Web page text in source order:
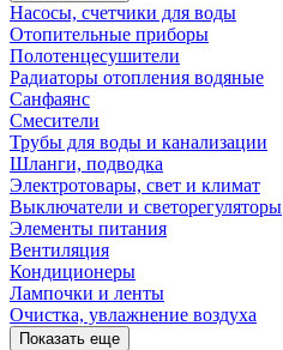
Насосы, счетчики для воды
Отопительные приборы
Полотенцесушители
Радиаторы отопления водяные
Санфаянс
Смесители
Трубы для воды и канализации
Шланги, подводка
Электротовары, свет и климат
Выключатели и светорегуляторы
Элементы питания
Вентиляция
Кондиционеры
Лампочки и ленты
Очистка, увлажнение воздуха
Показать еще